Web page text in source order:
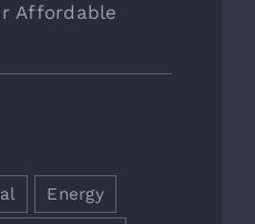
Affordable
Energy